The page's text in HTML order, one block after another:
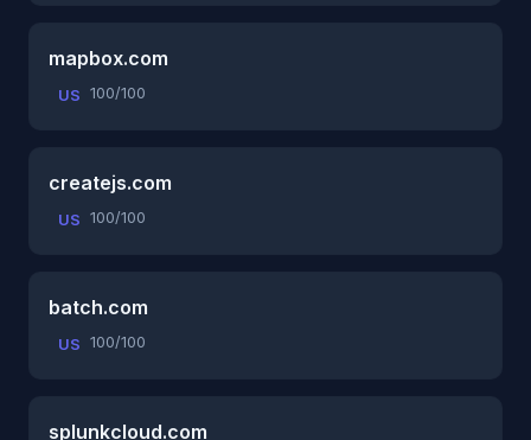
mapbox.com
US 100/100
createjs.com
US 100/100
batch.com
US 100/100
splunkcloud.com